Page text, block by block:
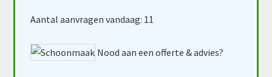
Aantal aanvragen vandaag: 11
Nood aan een offerte & advies?